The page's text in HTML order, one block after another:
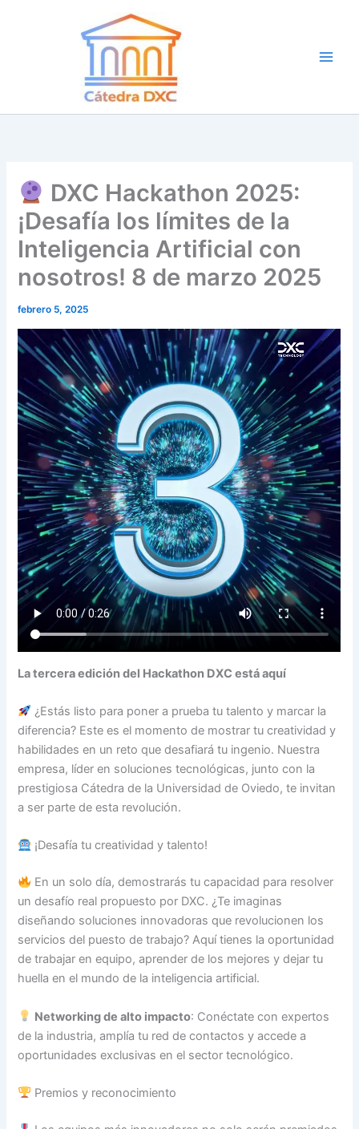
DXC Hackathon 2025:
¡Desafía los límites de la
Inteligencia Artificial con
nosotros! 8 de marzo 2025
febrero 5, 2025
La tercera edición del Hackathon DXC está aquí
¿Estás listo para poner a prueba tu talento y marcar la
diferencia? Este es el momento de mostrar tu creatividad y
habilidades en un reto que desafiará tu ingenio. Nuestra
empresa, líder en soluciones tecnológicas, junto con la
prestigiosa Cátedra de la Universidad de Oviedo, te invitan
a ser parte de esta revolución.
¡Desafía tu creatividad y talento!
En un solo día, demostrarás tu capacidad para resolver
un desafío real propuesto por DXC. ¿Te imaginas
diseñando soluciones innovadoras que revolucionen los
servicios del puesto de trabajo? Aquí tienes la oportunidad
de trabajar en equipo, aprender de los mejores y dejar tu
huella en el mundo de la inteligencia artificial.
Networking de alto impacto: Conéctate con expertos
de la industria, amplía tu red de contactos y accede a
oportunidades exclusivas en el sector tecnológico.
Premios y reconocimiento